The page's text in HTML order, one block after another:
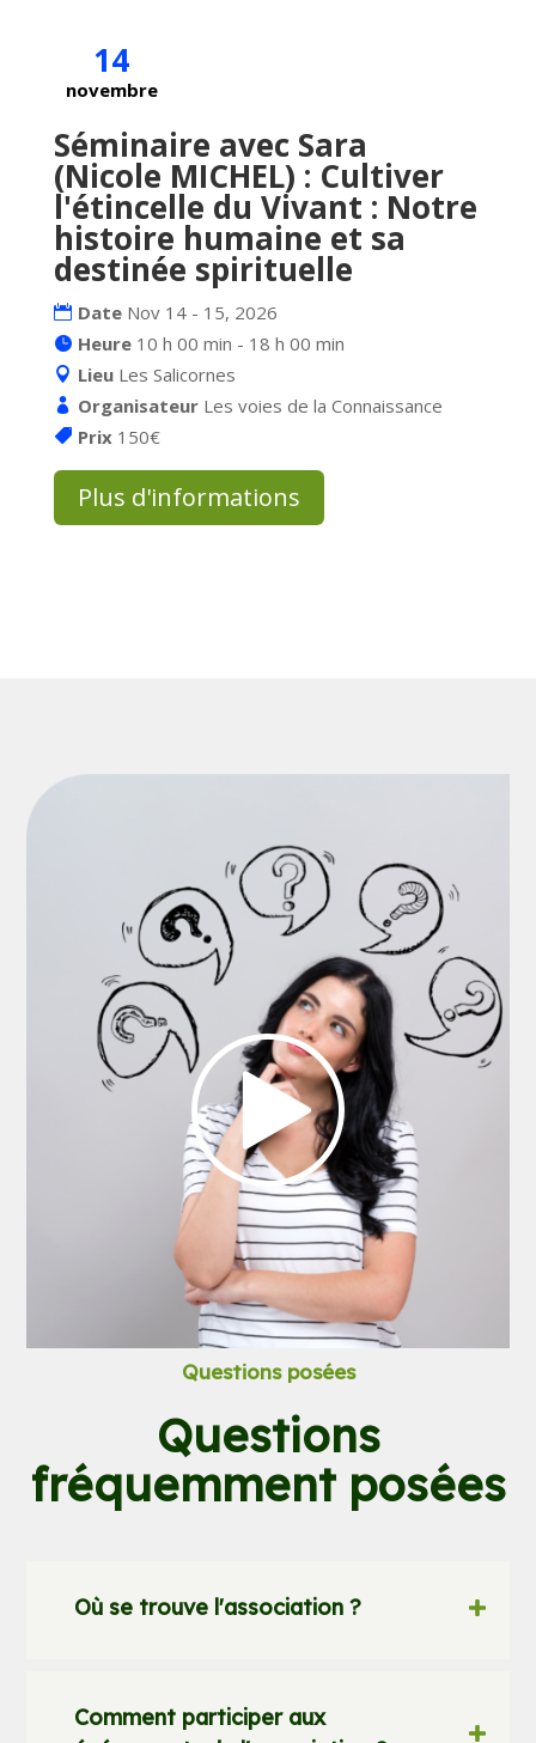
14
novembre
Séminaire avec Sara
(Nicole MICHEL) : Cultiver
l'étincelle du Vivant : Notre
histoire humaine et sa
destinée spirituelle
Date Nov 14 - 15, 2026
Heure 10 h 00 min - 18 h 00 min
Lieu Les Salicornes
Organisateur Les voies de la Connaissance
Prix 150€
Plus d'informations
Questions posées
Questions
fréquemment posées
Où se trouve l'association ?
Comment participer aux